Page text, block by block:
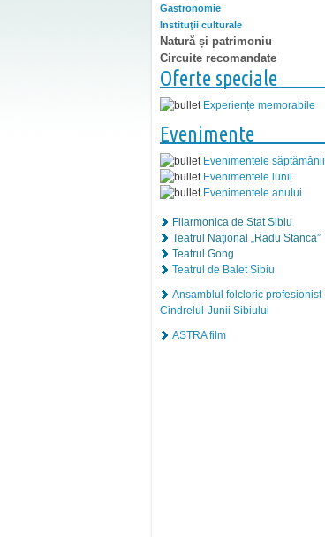
Gastronomie
Instituţii culturale
Natură și patrimoniu
Circuite recomandate
Oferte speciale
Experiențe memorabile
Evenimente
Evenimentele săptămânii
Evenimentele lunii
Evenimentele anului
Filarmonica de Stat Sibiu
Teatrul Naţional „Radu Stanca”
Teatrul Gong
Teatrul de Balet Sibiu
Ansamblul folcloric profesionist
Cindrelul-Junii Sibiului
ASTRA film